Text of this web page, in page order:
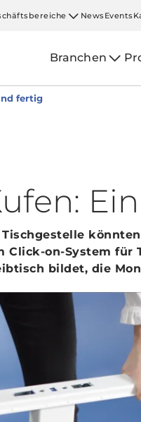
NewsEvents
Branchen
fertig
Click-on-System für
bildet, die